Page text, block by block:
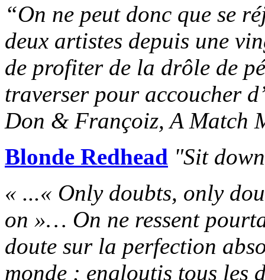
“On ne peut donc que se
deux artistes depuis une
de profiter de la drôle de
traverser pour accoucher
Don & Françoiz, A Match
Blonde Redhead "Sit
« ...« Only doubts, only
on »… On ne ressent
doute sur la perfection
monde : engloutis tous les